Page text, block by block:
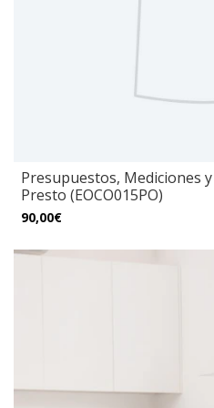
Presupuestos, Mediciones
Presto (EOCO015PO)
90,00€